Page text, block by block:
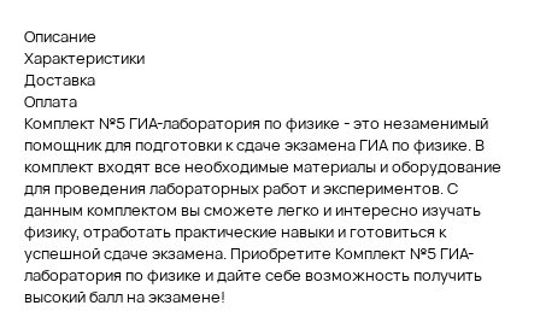
Описание
Характеристики
Доставка
Оплата
Комплект №5 ГИА-лаборатория по физике - это незаменимый
помощник для подготовки к сдаче экзамена ГИА по физике. В
комплект входят все необходимые материалы и оборудование
для проведения лабораторных работ и экспериментов. С
данным комплектом вы сможете легко и интересно изучать
физику, отработать практические навыки и готовиться к
успешной сдаче экзамена. Приобретите Комплект №5 ГИА-
лаборатория по физике и дайте себе возможность получить
высокий балл на экзамене!